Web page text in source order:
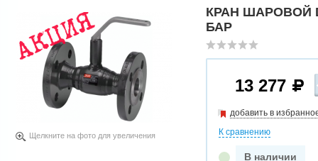
Щелкните на фото для увеличения
КРАН ШАРОВОЙ
БАР
13 277
добавить в
К сравнению
В наличии